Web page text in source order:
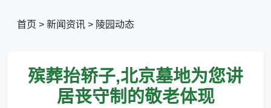
首页 > 新闻资讯 > 陵园动态
殡葬抬轿子,北京墓地为您讲
居丧守制的敬老体现